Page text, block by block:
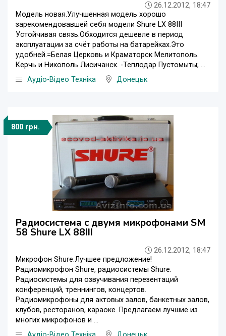
26.12.2012, 18:47
Модель новая.Улучшенная модель хорошо
зарекомендовавшей себя модели Shure LX 88III
Устойчивая связь.Обходится дешевле в период
эксплуатации за счёт работы на батарейках.Это
удобней.=Белая Церковь и Краматорск Мелитополь.
Керчь и Никополь Лисичанск. -Теплодар Пустомыты; ...
Аудіо-Відео Техніка
Донецьк
800 грн.
Радиосистема с двумя микрофонами SM
58 Shure LX 88III
26.12.2012, 18:47
Микрофон Shure.Лучшее предложение!
Радиомикрофон Shure, радиосистемы Shure.
Радиосистемы для озвучивания перезентаций
конференций, треннингов, концертов.
Радиомикрофоны для актовых залов, банкетных залов,
клубов, ресторанов, караоке. Предлагаем лучшие из
многих микрофонов и ...